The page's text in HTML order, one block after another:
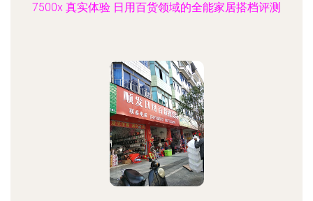
7500x 真实体验 日用百货领域的全能家居搭档评测